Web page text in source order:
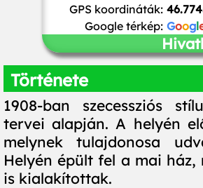
GPS koordináták:
Google térkép: Googl
Története
1908-ban szecessziós
tervei alapján. A helyén
melynek tulajdonosa
Helyén épült fel a mai
is kialakítottak.